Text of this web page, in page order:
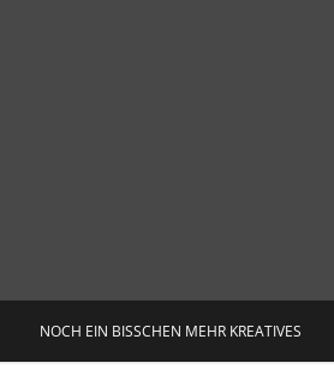
NOCH EIN BISSCHEN MEHR KREATIVES